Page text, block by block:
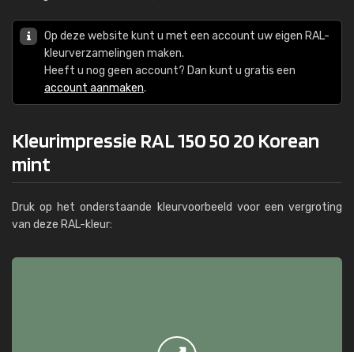
Op deze website kunt u met een account uw eigen RAL-
kleurverzamelingen maken.
Heeft u nog geen account? Dan kunt u gratis een
account aanmaken.
Kleurimpressie RAL 150 50 20 Korean
mint
Druk op het onderstaande kleurvoorbeeld voor een vergroting
van deze RAL-kleur: